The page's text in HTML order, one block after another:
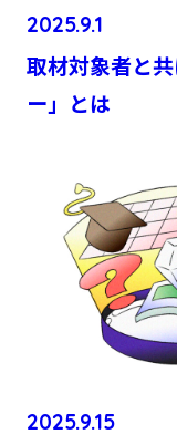
2025.9.1
取材対象者と
ー」とは
2025.9.15